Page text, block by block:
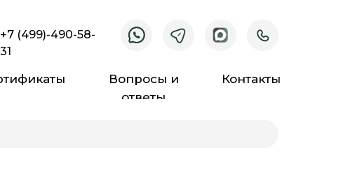
Контакты
Вопросы и
ответы
+7 (499)-490-58-
31